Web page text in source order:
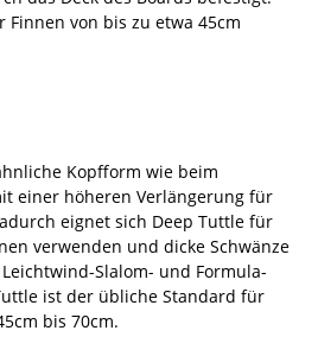
von bis zu etwa 45cm
Kopfform wie beim
einer höheren Verlängerung für
eignet sich Deep Tuttle für
verwenden und dicke Schwänze
Slalom- und Formula-
ist der übliche Standard für
bis 70cm.